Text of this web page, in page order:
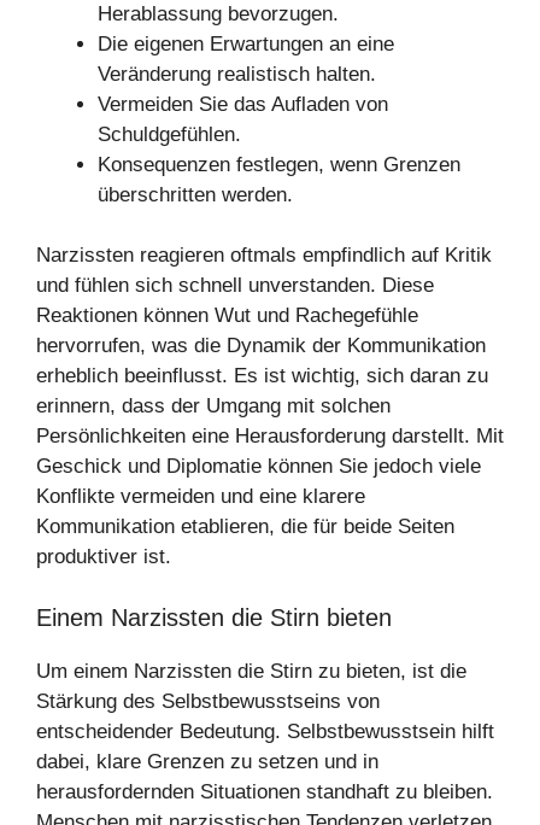
Herablassung bevorzugen.
Die eigenen Erwartungen an eine
Veränderung realistisch halten.
Vermeiden Sie das Aufladen von
Schuldgefühlen.
Konsequenzen festlegen, wenn Grenzen
überschritten werden.
Narzissten reagieren oftmals empfindlich auf Kritik
und fühlen sich schnell unverstanden. Diese
Reaktionen können Wut und Rachegefühle
hervorrufen, was die Dynamik der Kommunikation
erheblich beeinflusst. Es ist wichtig, sich daran zu
erinnern, dass der Umgang mit solchen
Persönlichkeiten eine Herausforderung darstellt. Mit
Geschick und Diplomatie können Sie jedoch viele
Konflikte vermeiden und eine klarere
Kommunikation etablieren, die für beide Seiten
produktiver ist.
Einem Narzissten die Stirn bieten
Um einem Narzissten die Stirn zu bieten, ist die
Stärkung des Selbstbewusstseins von
entscheidender Bedeutung. Selbstbewusstsein hilft
dabei, klare Grenzen zu setzen und in
herausfordernden Situationen standhaft zu bleiben.